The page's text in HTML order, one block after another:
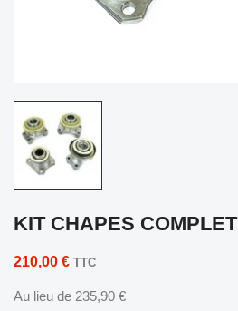
KIT CHAPES COMPLET
210,00 € TTC
Au lieu de 235,90 €